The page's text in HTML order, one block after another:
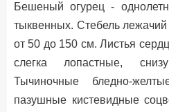
Бешеный огурец -
тыквенных. Стебель
от 50 до 150 см. Листья
слегка лопастные,
Тычиночные бледно-
пазушные кистевидные